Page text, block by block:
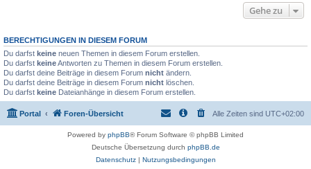
Gehe zu
BERECHTIGUNGEN IN DIESEM FORUM
Du darfst keine neuen Themen in diesem Forum erstellen.
Du darfst keineAntworten zu Themen in diesem Forum erstellen.
Du darfst deine Beiträge in diesem Forum nicht ändern.
Du darfst deine Beiträge in diesem Forum nicht löschen.
Du darfst keine Dateianhänge in diesem Forum erstellen.
Portal Foren-Übersicht Alle Zeiten sind UTC+02:00
Powered by phpBB® Forum Software © phpBB Limited
Deutsche Übersetzung durch phpBB.de
Datenschutz| Nutzungsbedingungen